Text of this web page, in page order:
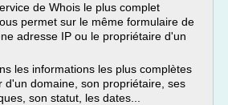
de Whois le plus complet
permet sur le même formulaire de
adresse IP ou le propriétaire d'un
les informations les plus complètes
d'un domaine, son propriétaire, ses
son statut, les dates...